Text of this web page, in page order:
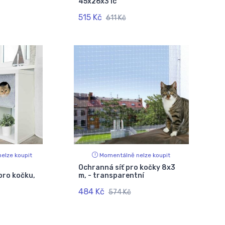
515 Kč 611 Kč
koupit
kočku,
Momentálně nelze koupit
Ochranná síť pro kočky 8x3
m, - transparentní
484 Kč 574 Kč